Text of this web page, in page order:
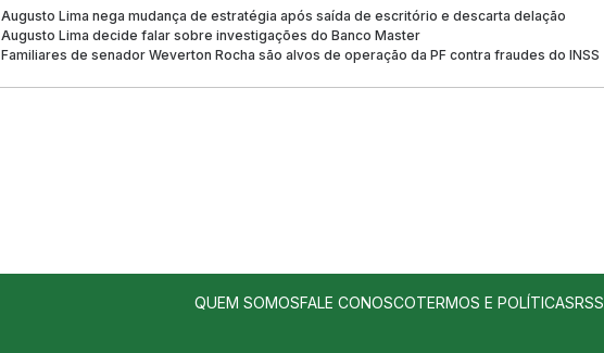
Augusto Lima nega mudança de estratégia após saída de escritório e descarta delação
Augusto Lima decide falar sobre investigações do Banco Master
Familiares de senador Weverton Rocha são alvos de operação da PF contra fraudes do INSS
QUEM SOMOSFALE CONOSCOTERMOS E POLÍTICASRSS